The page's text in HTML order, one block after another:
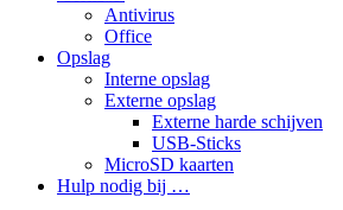
Antivirus
Office
Opslag
Interne opslag
Externe opslag
Externe harde schijven
USB-Sticks
MicroSD kaarten
Hulp nodig bij …